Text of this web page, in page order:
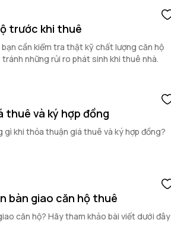
trước khi thuê
cần kiểm tra thật kỹ chất lượng căn hộ
những rủi ro phát sinh khi thuê nhà.
thuê và ký hợp đồng
gì khi thỏa thuận giá thuê và ký hợp đồng?
bàn giao căn hộ thuê
căn hộ? Hãy tham khảo bài viết dưới đây